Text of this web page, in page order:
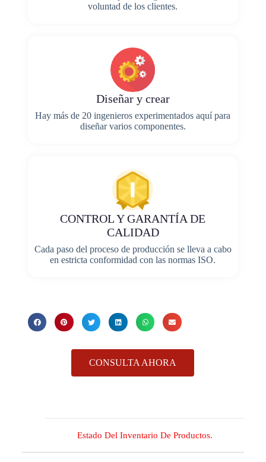
voluntad de los clientes.
Diseñar y crear
Hay más de 20 ingenieros experimentados aquí para
diseñar varios componentes.
CONTROL Y GARANTÍA DE
CALIDAD
Cada paso del proceso de producción se lleva a cabo
en estricta conformidad con las normas ISO.
CONSULTA AHORA
Estado Del Inventario De Productos.